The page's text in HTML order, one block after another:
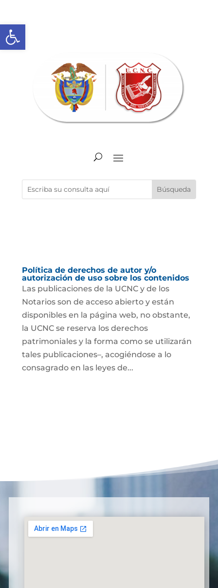
Abrir barra de herramientas
Política de derechos de autor y/o
autorización de uso sobre los contenidos
Las publicaciones de la UCNC y de los
Notarios son de acceso abierto y están
disponibles en la página web, no obstante,
la UCNC se reserva los derechos
patrimoniales y la forma como se utilizarán
tales publicaciones–, acogiéndose a lo
consagrado en las leyes de...